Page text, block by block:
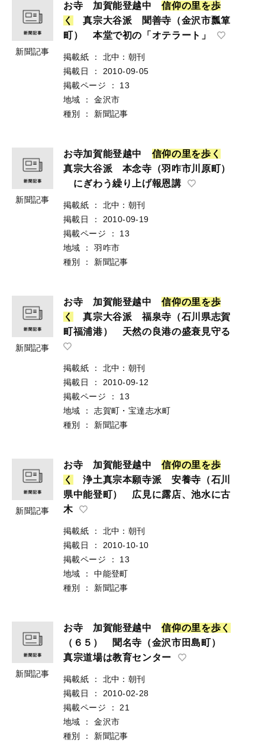
新聞記事
お寺 加賀能登越中信仰の里を歩
く
真宗大谷派 聞善寺（金沢市瓢箪
町） 本堂で初の「オテラート」
掲載紙 ：
北中：朝刊
掲載日
：
2010-09-05
掲載ページ
：
13
地域
：
金沢市
種別
： 新聞記事
新聞記事
お寺加賀能登越中 信仰の里を歩 く
真宗大谷派 本念寺（羽咋市川原町）
にぎわう繰り上げ報恩講
掲載紙 ：
北中：朝刊
掲載日
：
2010-09-19
掲載ページ
：
13
地域
：
羽咋市
種別
： 新聞記事
新聞記事
お寺 加賀能登越中信仰の里を歩
く
真宗大谷派 福泉寺（石川県志賀
町福浦港） 天然の良港の盛衰見守る
掲載紙 ：
北中：朝刊
掲載日
：
2010-09-12
掲載ページ
：
13
地域
：
志賀町・宝達志水町
種別
： 新聞記事
新聞記事
お寺 加賀能登越中信仰の里を歩
く
浄土真宗本願寺派 安養寺（石川
県中能登町） 広見に露店、池水に古
木
掲載紙 ：
北中：朝刊
掲載日
：
2010-10-10
掲載ページ
：
13
地域
：
中能登町
種別
： 新聞記事
新聞記事
お寺 加賀能登越中信仰の里を歩 く
（６５） 聞名寺（金沢市田島町）
真宗道場は教育センター
掲載紙 ：
北中：朝刊
掲載日
：
2010-02-28
掲載ページ
：
21
地域
：
金沢市
種別
： 新聞記事